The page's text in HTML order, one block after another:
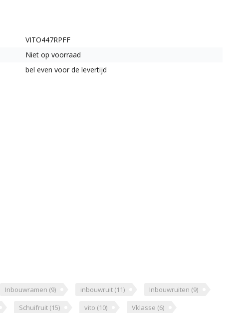
VITO447RPFF
Niet op voorraad
bel even voor de levertijd
Inbouwramen (9) inbouwruit (11) Inbouwruiten (9)
Schuifruit (15) vito (10) Vklasse (6)